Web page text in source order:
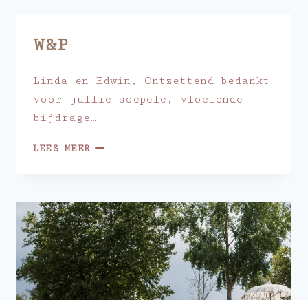
W&P
Linda en Edwin, Ontzettend bedankt
voor jullie soepele, vloeiende
bijdrage…
LEES MEER W&P